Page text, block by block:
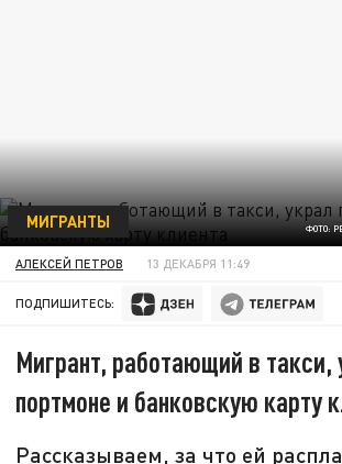
ФОТО:
МИГРАНТЫ
АЛЕКСЕЙ ПЕТРОВ 13 ДЕКАБРЯ 11:49
ПОДПИШИТЕСЬ:
Мигрант, работающий в такси,
портмоне и банковскую карту
Рассказываем, за что ей